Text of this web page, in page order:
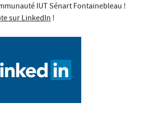
IUT Sénart Fontainebleau !
sur LinkedIn!